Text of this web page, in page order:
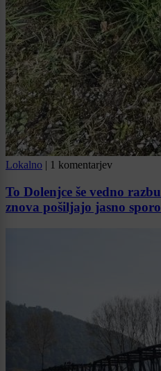
Lokalno 1 komentarjev
To Dolenjce še vedno
znova pošiljajo jasno